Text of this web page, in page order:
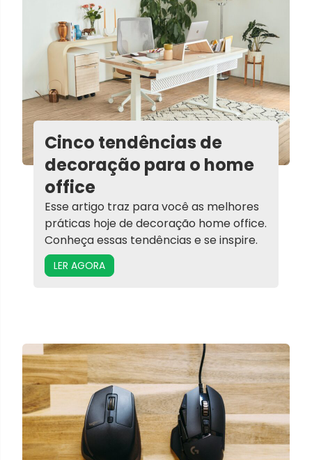
Cinco tendências de
decoração para o home
office
Esse artigo traz para você as melhores
práticas hoje de decoração home office.
Conheça essas tendências e se inspire.
LER AGORA